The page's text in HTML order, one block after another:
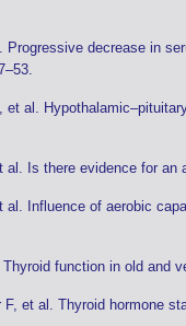
decrease in
al.
Is there evidence for an
Influence of aerobic
function in old and
et al. Thyroid hormone